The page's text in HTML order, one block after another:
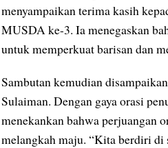
menyampaikan terima kasih
MUSDA ke-3. Ia menegaskan
untuk memperkuat barisan dan
Sambutan kemudian
Sulaiman. Dengan gaya orasi
menekankan bahwa perjuangan
melangkah maju. “Kita berdiri